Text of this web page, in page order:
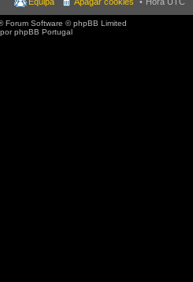
Forum Software © phpBB Limited
phpBB Portugal